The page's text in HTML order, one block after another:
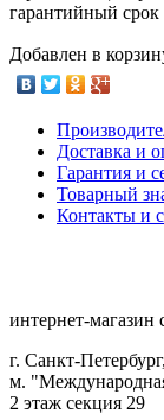
гарантийный срок
Добавлен в
Доставка и
Гарантия и
Товарный
Контакты и
интернет-магазин
г. Санкт-
м.
2 этаж секция 29